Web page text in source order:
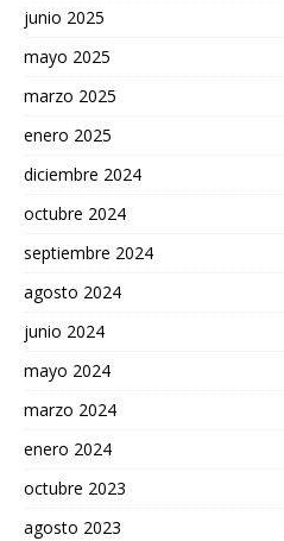
junio 2025
mayo 2025
marzo 2025
enero 2025
diciembre 2024
octubre 2024
septiembre 2024
agosto 2024
junio 2024
mayo 2024
marzo 2024
enero 2024
octubre 2023
agosto 2023